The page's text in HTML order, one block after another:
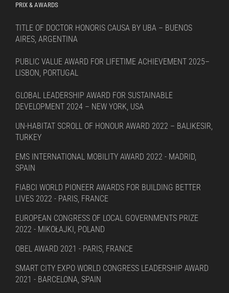
PRIX & AWARDS
TITLE OF DOCTOR HONORIS CAUSA BY UBA – BUENOS
AIRES, ARGENTINA
PUBLIC VALUE AWARD FOR LIFETIME ACHIEVEMENT 2025–
LISBON, PORTUGAL
GLOBAL LEADERSHIP AWARD FOR SUSTAINABLE
DEVELOPMENT 2024 – NEW YORK, USA
UN-HABITAT SCROLL OF HONOUR AWARD 2022 – BALIKESIR,
TURKEY
EMS INTERNATIONAL MOBILITY AWARD 2022 - MADRID,
SPAIN
FIABCI WORLD PIONEER AWARDS FOR BUILDING BETTER
LIVES 2022 - PARIS, FRANCE
EUROPEAN CONGRESS OF LOCAL GOVERNMENTS PRIZE
2022 - MIKOŁAJKI, POLAND
OBEL AWARD 2021 - PARIS, FRANCE
SMART CITY EXPO WORLD CONGRESS LEADERSHIP AWARD
2021 - BARCELONA, SPAIN